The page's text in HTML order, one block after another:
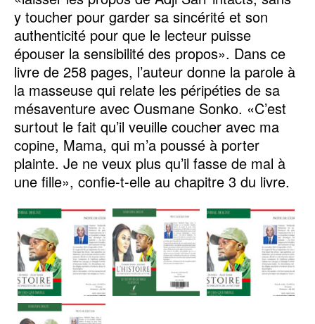
y toucher pour garder sa sincérité et son
authenticité pour que le lecteur puisse
épouser la sensibilité des propos». Dans ce
livre de 258 pages, l’auteur donne la parole à
la masseuse qui relate les péripéties de sa
mésaventure avec Ousmane Sonko. «C’est
surtout le fait qu’il veuille coucher avec ma
copine, Mama, qui m’a poussé à porter
plainte. Je ne veux plus qu’il fasse de mal à
une fille», confie-t-elle au chapitre 3 du livre.